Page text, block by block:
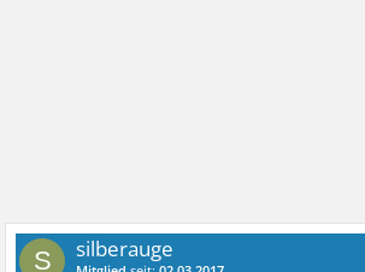
S silberauge